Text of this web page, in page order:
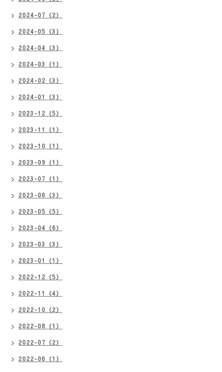
2024-07（2）
2024-05（3）
2024-04（3）
2024-03（1）
2024-02（3）
2024-01（3）
2023-12（5）
2023-11（1）
2023-10（1）
2023-09（1）
2023-07（1）
2023-06（3）
2023-05（5）
2023-04（6）
2023-03（3）
2023-01（1）
2022-12（5）
2022-11（4）
2022-10（2）
2022-08（1）
2022-07（2）
2022-06（1）